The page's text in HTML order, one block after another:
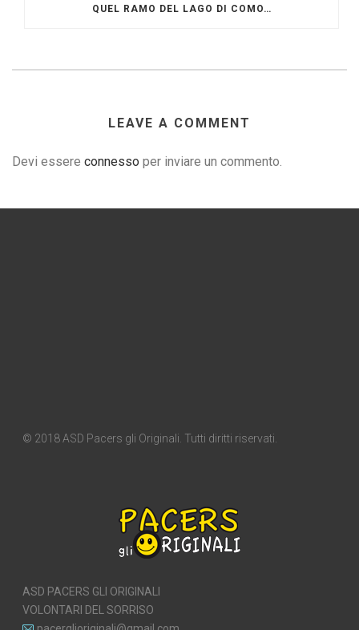
QUEL RAMO DEL LAGO DI COMO…
LEAVE A COMMENT
Devi essere connesso per inviare un commento.
© 2018 ASD Pacers gli Originali. Tutti diritti riservati.
ASD PACERS GLI ORIGINALI
VOLONTARI DEL SORRISO